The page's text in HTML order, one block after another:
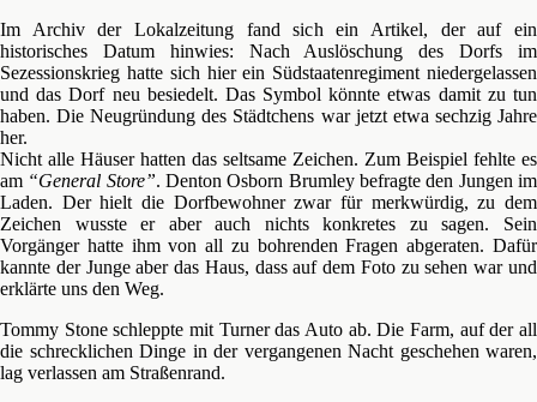
Im Archiv der Lokalzeitung fand sich ein Artikel, der auf ein
historisches Datum hinwies: Nach Auslöschung des Dorfs im
Sezessionskrieg hatte sich hier ein Südstaatenregiment niedergelassen
und das Dorf neu besiedelt. Das Symbol könnte etwas damit zu tun
haben. Die Neugründung des Städtchens war jetzt etwa sechzig Jahre
her.
Nicht alle Häuser hatten das seltsame Zeichen. Zum Beispiel fehlte es
am “General Store”. Denton Osborn Brumley befragte den Jungen im
Laden. Der hielt die Dorfbewohner zwar für merkwürdig, zu dem
Zeichen wusste er aber auch nichts konkretes zu sagen. Sein
Vorgänger hatte ihm von all zu bohrenden Fragen abgeraten. Dafür
kannte der Junge aber das Haus, dass auf dem Foto zu sehen war und
erklärte uns den Weg.
Tommy Stone schleppte mit Turner das Auto ab. Die Farm, auf der all
die schrecklichen Dinge in der vergangenen Nacht geschehen waren,
lag verlassen am Straßenrand.